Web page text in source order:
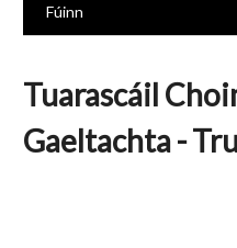
Fúinn
Tuarascáil
Gaeltachta -